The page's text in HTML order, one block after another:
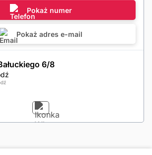
Pokaż numer
Pokaż adres e-mail
6/8